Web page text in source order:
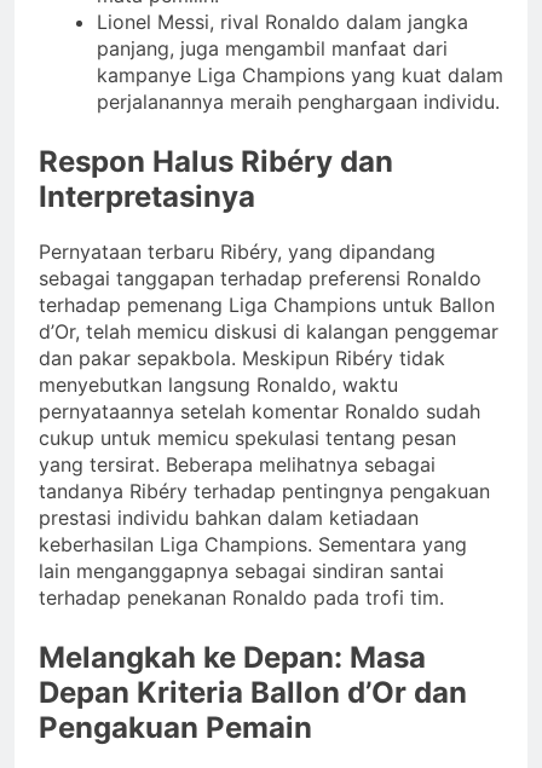
Lionel Messi, rival Ronaldo dalam jangka
panjang, juga mengambil manfaat dari
kampanye Liga Champions yang kuat dalam
perjalanannya meraih penghargaan individu.
Respon Halus Ribéry dan
Interpretasinya
Pernyataan terbaru Ribéry, yang dipandang
sebagai tanggapan terhadap preferensi Ronaldo
terhadap pemenang Liga Champions untuk Ballon
d’Or, telah memicu diskusi di kalangan penggemar
dan pakar sepakbola. Meskipun Ribéry tidak
menyebutkan langsung Ronaldo, waktu
pernyataannya setelah komentar Ronaldo sudah
cukup untuk memicu spekulasi tentang pesan
yang tersirat. Beberapa melihatnya sebagai
tandanya Ribéry terhadap pentingnya pengakuan
prestasi individu bahkan dalam ketiadaan
keberhasilan Liga Champions. Sementara yang
lain menganggapnya sebagai sindiran santai
terhadap penekanan Ronaldo pada trofi tim.
Melangkah ke Depan: Masa
Depan Kriteria Ballon d’Or dan
Pengakuan Pemain